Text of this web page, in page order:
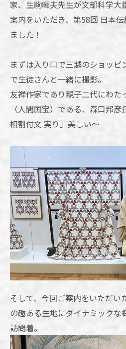
家、生駒暉夫先生が文部科学大
案内をいただき、第58回 日本
ました！
まずは入り口で三越のショッピ
で生徒さんと一緒に撮影。
友禅作家であり親子二代にわた
（人間国宝）である、森口邦
相割付文 実り」美しい～
そして、今回ご案内をいただい
の趣ある生地にダイナミックな
訪問着。